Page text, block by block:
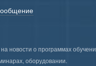
новости о программах
оборудовании.